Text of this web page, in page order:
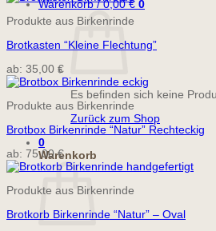
Warenkorb /0,00€ 0
Es befinden sich keine
Zurück zum Shop
0
Warenkorb
Produkte aus Birkenrinde
Brotkasten “Kleine Flechtung”
ab: 35,00 €
Produkte aus Birkenrinde
Brotbox Birkenrinde “Natur” Rechteckig
ab: 75,00€
Produkte aus Birkenrinde
Brotkorb Birkenrinde “Natur” – Oval